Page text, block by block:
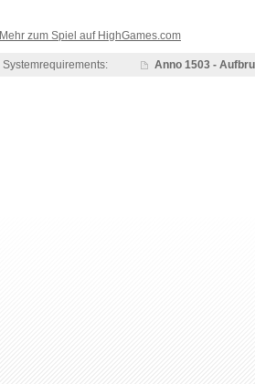
Mehr zum Spiel auf HighGames.com
Systemrequirements: Anno 1503 -